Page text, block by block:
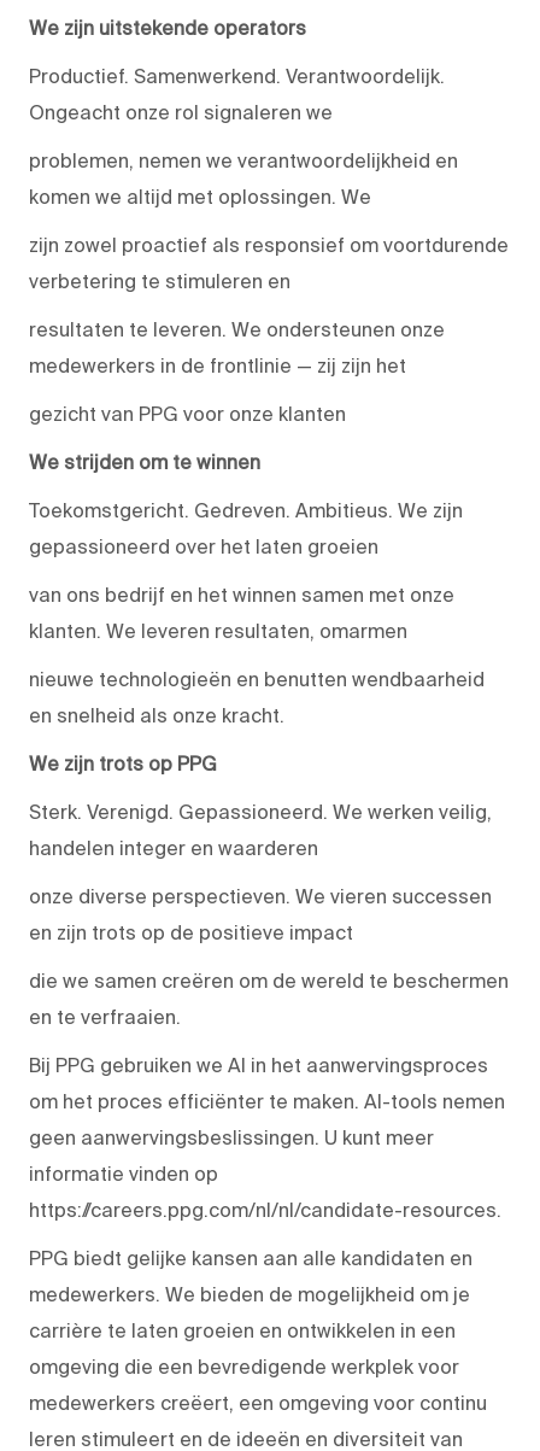
We zijn uitstekende operators
Productief. Samenwerkend. Verantwoordelijk.
Ongeacht onze rol signaleren we
problemen, nemen we verantwoordelijkheid en
komen we altijd met oplossingen. We
zijn zowel proactief als responsief om voortdurende
verbetering te stimuleren en
resultaten te leveren. We ondersteunen onze
medewerkers in de frontlinie — zij zijn het
gezicht van PPG voor onze klanten
We strijden om te winnen
Toekomstgericht. Gedreven. Ambitieus. We zijn
gepassioneerd over het laten groeien
van ons bedrijf en het winnen samen met onze
klanten. We leveren resultaten, omarmen
nieuwe technologieën en benutten wendbaarheid
en snelheid als onze kracht.
We zijn trots op PPG
Sterk. Verenigd. Gepassioneerd. We werken veilig,
handelen integer en waarderen
onze diverse perspectieven. We vieren successen
en zijn trots op de positieve impact
die we samen creëren om de wereld te beschermen
en te verfraaien.
Bij PPG gebruiken we AI in het aanwervingsproces
om het proces efficiënter te maken. AI-tools nemen
geen aanwervingsbeslissingen. U kunt meer
informatie vinden op
https://careers.ppg.com/nl/nl/candidate-resources.
PPG biedt gelijke kansen aan alle kandidaten en
medewerkers. We bieden de mogelijkheid om je
carrière te laten groeien en ontwikkelen in een
omgeving die een bevredigende werkplek voor
medewerkers creëert, een omgeving voor continu
leren stimuleert en de ideeën en diversiteit van